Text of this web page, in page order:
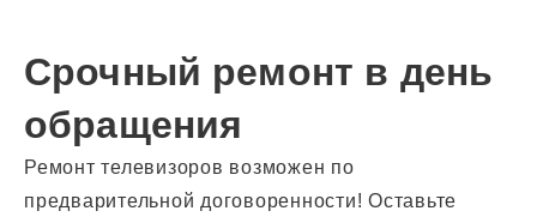
Срочный ремонт в день
обращения
Ремонт телевизоров возможен по
предварительной договоренности! Оставьте